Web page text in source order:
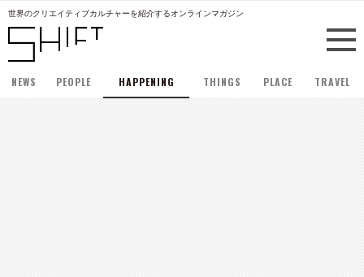
世界のクリエイティブカルチャーを紹介するオンラインマガジン
NEWS PEOPLE HAPPENING THINGS PLACE TRAVEL